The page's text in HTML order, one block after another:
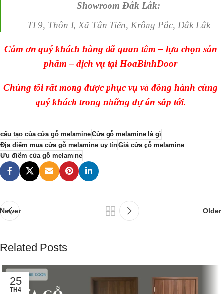
Showroom Đắk Lắk:
TL9, Thôn I, Xã Tân Tiến, Krông Pắc, Đắk Lắk
Cảm ơn quý khách hàng đã quan tâm – lựa chọn sản
phẩm – dịch vụ tại HoaBinhDoor
Chúng tôi rất mong được phục vụ và đồng hành cùng
quý khách trong những dự án sắp tới.
cấu tạo của cửa gỗ melamineCửa gỗ melamine là gì
Địa điểm mua cửa gỗ melamine uy tínGiá cửa gỗ melamine
Ưu điểm cửa gỗ melamine
Newer Older
Related Posts
25
TH4